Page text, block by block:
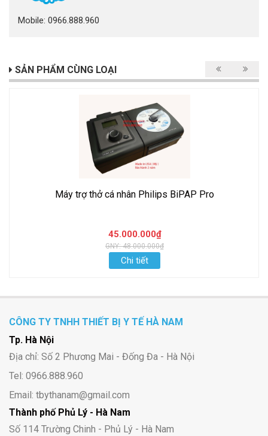
Mobile: 0966.888.960
SẢN PHẨM CÙNG LOẠI
Máy trợ thở cá nhân Philips BiPAP Pro
45.000.000₫
GNY: 48.000.000₫
Chi tiết
CÔNG TY TNHH THIẾT BỊ Y TẾ HÀ NAM
Tp. Hà Nội
Địa chỉ: Số 2 Phương Mai - Đống Đa - Hà Nội
Tel: 0966.888.960
Email: tbythanam@gmail.com
Thành phố Phủ Lý - Hà Nam
Số 114 Trường Chinh - Phủ Lý - Hà Nam